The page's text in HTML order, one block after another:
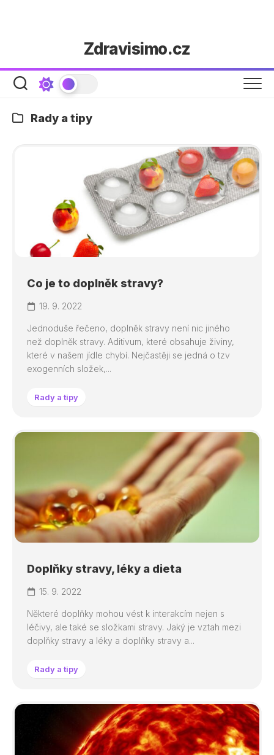
Zdravisimo.cz
Rady a tipy
Co je to doplněk stravy?
19. 9. 2022
Jednoduše řečeno, doplněk stravy není nic jiného
než doplněk stravy. Aditivum, které obsahuje živiny,
které v našem jídle chybí. Nejčastěji se jedná o tzv
exogenních složek,...
Rady a tipy
Doplňky stravy, léky a dieta
15. 9. 2022
Některé doplňky mohou vést k interakcím nejen s
léčivy, ale také se složkami stravy. Jaký je vztah mezi
doplňky stravy a léky a doplňky stravy a...
Rady a tipy